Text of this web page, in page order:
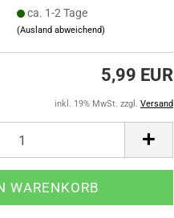
ca. 1-2 Tage
(Ausland abweichend)
5,99 EUR
inkl. 19% MwSt. zzgl. Versand